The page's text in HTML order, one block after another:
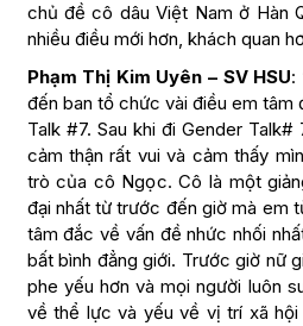
chủ đề cô dâu Việt Nam ở Hàn
nhiều điều mới hơn, khách quan
Phạm Thị Kim Uyên – SV HSU:
đến ban tổ chức vài điều em tâm
Talk #7. Sau khi đi Gender
cảm thận rất vui và cảm thấy
trò của cô Ngọc. Cô là một
đại nhất từ trước đến giờ mà em
tâm đắc về vấn đề nhức nhối
bất bình đẳng giới. Trước giờ nữ
phe yếu hơn và mọi người luôn
về thể lực và yếu về vị trí xã